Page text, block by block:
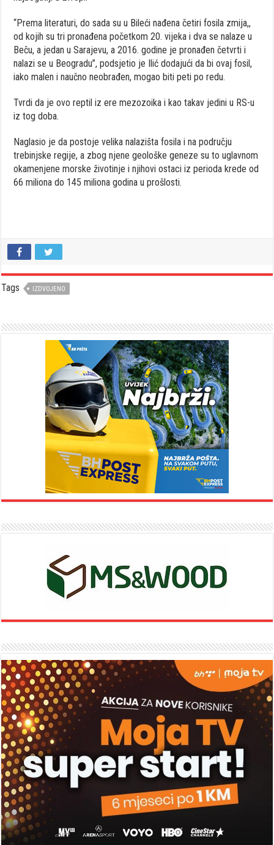
“Prema literaturi, do sada su u Bileći nađena četiri fosila zmija,,
od kojih su tri pronađena početkom 20. vijeka i dva se nalaze u
Beču, a jedan u Sarajevu, a 2016. godine je pronađen četvrti i
nalazi se u Beogradu”, podsjetio je Ilić dodajući da bi ovaj fosil,
iako malen i naučno neobrađen, mogao biti peti po redu.
Tvrdi da je ovo reptil iz ere mezozoika i kao takav jedini u RS-u
iz tog doba.
Naglasio je da postoje velika nalazišta fosila i na području
trebinjske regije, a zbog njene geološke geneze su to uglavnom
okamenjene morske životinje i njihovi ostaci iz perioda krede od
66 miliona do 145 miliona godina u prošlosti.
Tags IZDVOJENO